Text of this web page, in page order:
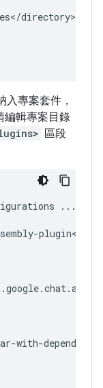
入專案套件，
編輯專案目錄
區段
...